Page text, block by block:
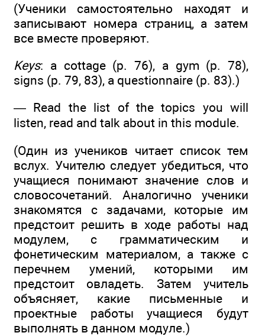
(Ученики самостоятельно находят и
записывают номера страниц, а затем
все вместе проверяют.
Keys: a cottage (р. 76), a gym (р. 78),
signs (р. 79, 83), a questionnaire (р. 83).)
— Read the list of the topics you will
listen, read and talk about in this module.
(Один из учеников читает список тем
вслух. Учителю следует убедиться, что
учащиеся понимают значение слов и
словосочетаний. Аналогично ученики
знакомятся с задачами, которые им
предстоит решить в ходе работы над
модулем, с грамматическим и
фонетическим материалом, а также с
перечнем умений, которыми им
предстоит овладеть. Затем учитель
объясняет, какие письменные и
проектные работы учащиеся будут
выполнять в данном модуле.)